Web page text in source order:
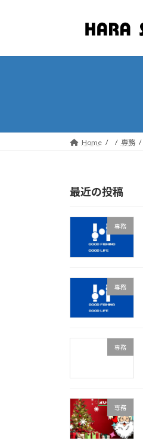
Home 専務
最近の投稿
専務
専務
専務
専務